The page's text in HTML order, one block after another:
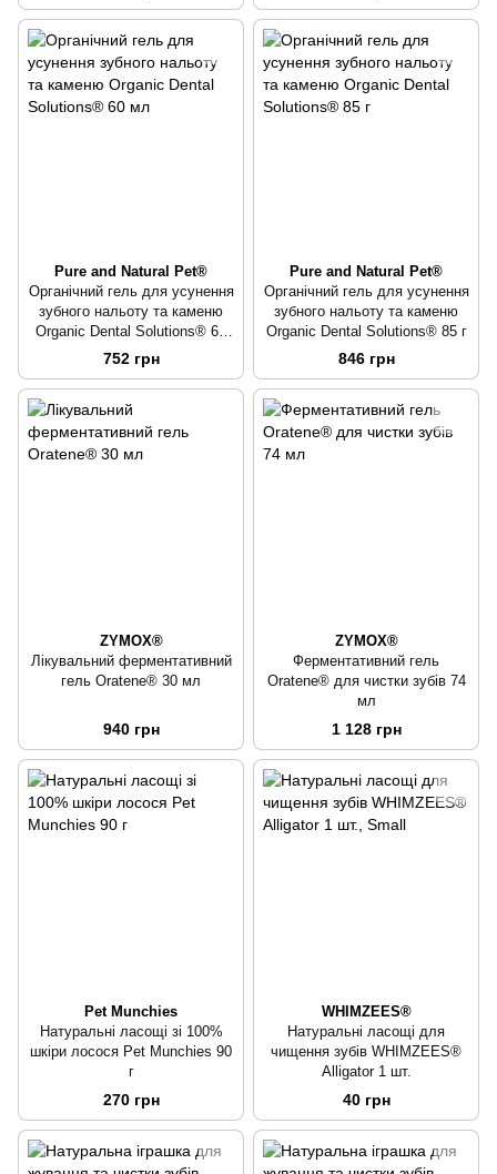
Pure and Natural Pet®
Органічний гель для усунення
зубного нальоту та каменю
Organic Dental Solutions® 60
мл
752 грн
Pure and Natural Pet®
Органічний гель для усунення
зубного нальоту та каменю
Organic Dental Solutions® 85 г
846 грн
ZYMOX®
Лікувальний ферментативний
гель Oratene® 30 мл
940 грн
ZYMOX®
Ферментативний гель
Oratene® для чистки зубів 74
мл
1 128 грн
Pet Munchies
Натуральні ласощі зі 100%
шкіри лосося Pet Munchies 90
г
270 грн
WHIMZEES®
Натуральні ласощі для
чищення зубів WHIMZEES®
Alligator 1 шт.
40 грн